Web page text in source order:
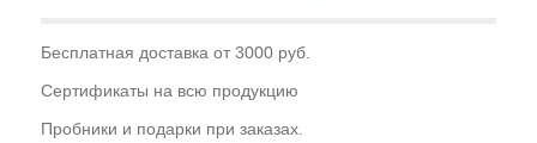
Бесплатная доставка от 3000 руб.
Сертификаты на всю продукцию
Пробники и подарки при заказах.